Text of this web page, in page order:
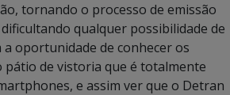
tornando o processo de emissão
qualquer possibilidade de
oportunidade de conhecer os
pátio de vistoria que é totalmente
e assim ver que o Detran